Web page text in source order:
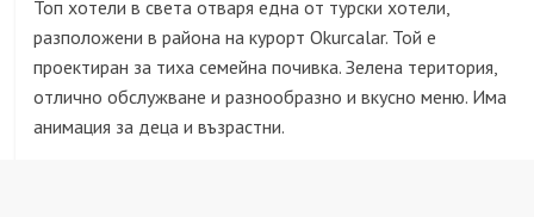
Топ хотели в света отваря една от турски хотели,
разположени в района на курорт Okurcalar. Той е
проектиран за тиха семейна почивка. Зелена територия,
отлично обслужване и разнообразно и вкусно меню. Има
анимация за деца и възрастни.